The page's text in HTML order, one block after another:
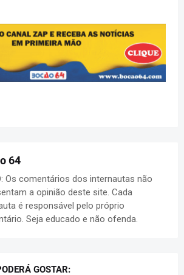
64
Os comentários dos internautas não
a opinião deste site. Cada
é responsável pelo próprio
Seja educado e não ofenda.
GOSTAR: